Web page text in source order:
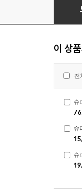
슈퍼
이 상
전
슈
슈
슈